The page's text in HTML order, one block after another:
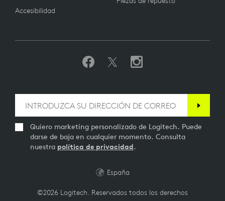
Accesibilidad
Quiero marketing personalizado de Logitech. Puede
darse de baja en cualquier momento. Consulta
nuestra política de privacidad.
©2026 Logitech. Reservados todos los derechos
España